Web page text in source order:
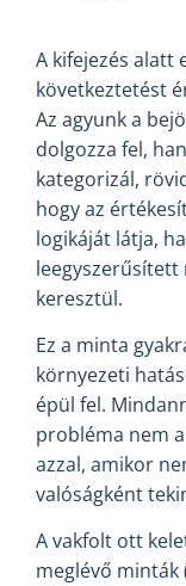
A kifejezés alatt
következtetést
Az agyunk a
dolgozza fel,
kategorizál,
hogy az
logikáját látja,
leegyszerűsített
keresztül.
Ez a minta
környezeti
épül fel.
probléma nem
azzal, amikor
valóságként
A vakfolt ott
meglévő minták